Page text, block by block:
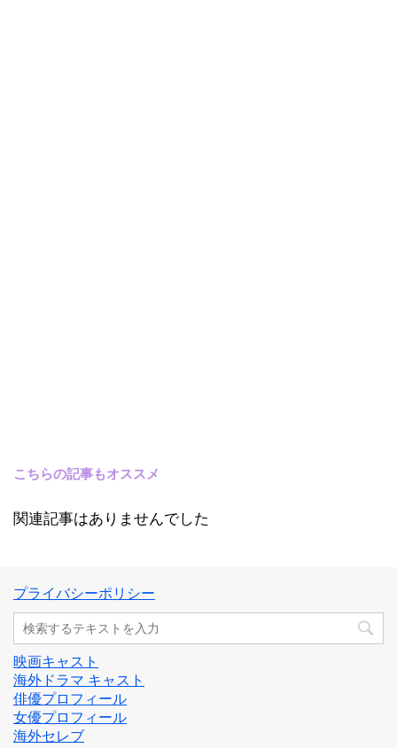
こちらの記事もオススメ
関連記事はありませんでした
プライバシーポリシー
映画キャスト
海外ドラマ キャスト
俳優プロフィール
女優プロフィール
海外セレブ